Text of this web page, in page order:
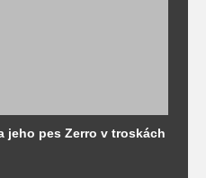
jeho pes Zerro v troskách